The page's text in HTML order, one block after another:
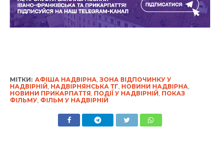
МІТКИ: АФІША НАДВІРНА ЗОНА ВІДПОЧИНКУ У
НАДВІРНІЙ НАДВІРНЯНСЬКА ТГ НОВИНИ НАДВІРНА
НОВИНИ ПРИКАРПАТТЯ ПОДІЇ У НАДВІРНІЙ ПОКАЗ
ФІЛЬМУ, ФІЛЬМ У НАДВІРНІЙ